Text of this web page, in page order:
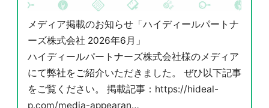
メディア掲載のお知らせ「ハイディールパートナ
ーズ株式会社 2026年6月」
ハイディールパートナーズ株式会社様のメディア
にて弊社をご紹介いただきました。 ぜひ以下記事
をご覧ください。 掲載記事：https://hideal-
p.com/media-appearan…